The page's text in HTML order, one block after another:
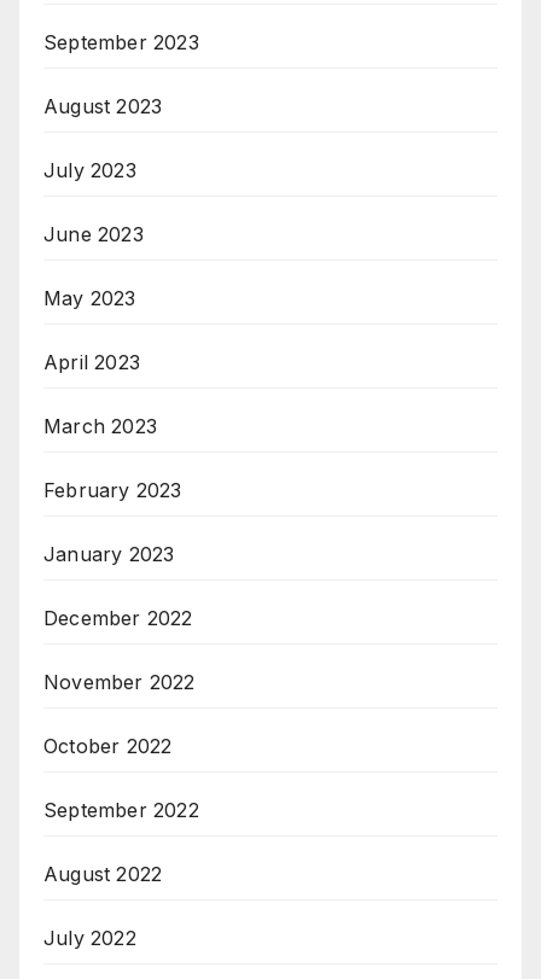
September 2023
August 2023
July 2023
June 2023
May 2023
April 2023
March 2023
February 2023
January 2023
December 2022
November 2022
October 2022
September 2022
August 2022
July 2022